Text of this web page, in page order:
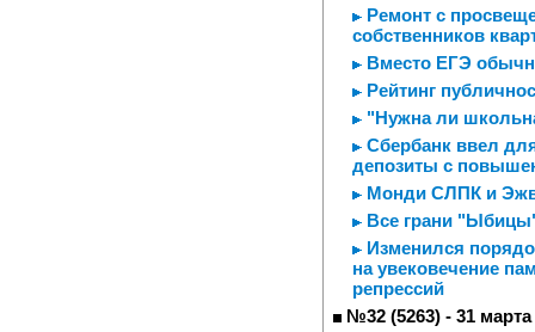
Ремонт с
собственников
Вместо ЕГЭ
Рейтинг
"Нужна ли
Сбербанк ввел
депозиты с
Монди СЛПК и
Все грани
Изменился
на увековечение
репрессий
№32 (5263) - 31 марта